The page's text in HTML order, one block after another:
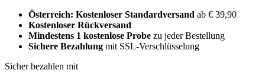
Österreich: Kostenloser Standardversand ab € 39,90
Kostenloser Rückversand
Mindestens 1 kostenlose Probe zu jeder Bestellung
Sichere Bezahlung mit SSL-Verschlüsselung
Sicher bezahlen mit